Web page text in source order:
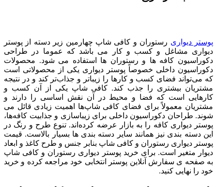
پوستر دیواری رستوران و کافی شاپ چهارمین زیر دسته از پوستر
دیواری مشاغل و کسب و کار می باشد که عموما در طراحی
دکوراسیون کافه ها و رستوران ها استفاده می شود. محصولات
دکوراسیون داخلی خصوصاً پوستر دیواری یکی از محصولاتی است
که می‌تواند فضای کسب و کارها را زیباتر و جذاب‌تر کند و در نتیجه
مشتریان بیشتری را جذب کند. کافی شاپ یکی از آن کسب و
کارهایی است که فضا و محیط در آن نقش اساسی را دارند و
مشتریان معمولاً برای فضای کافی شاپ‌ها اهمیت زیادی قائل می
شوند. طراحان دکوراسیون داخلی برای زیباسازی و جذابیت کافه‌ها،
پوستر دیواری کافه را به بازار عرضه کرده‌اند. تنوع طرح و رنگ در
این دسته بندی نیز همانند سایر دسته بندی ها بسیار بالاست. قیمت
پوستر دیواری رستوران و کافی شاپ بنابر جنس و طرح کاغذ و ابعاد
دیوار متغیر است. برای خرید پوستر دیواری رستوران و کافی شاپ
به صفحه ی سفارش آنلاین پوستر انتخابی خود مراجعه کرده و خرید
خود را نهایی کنید.